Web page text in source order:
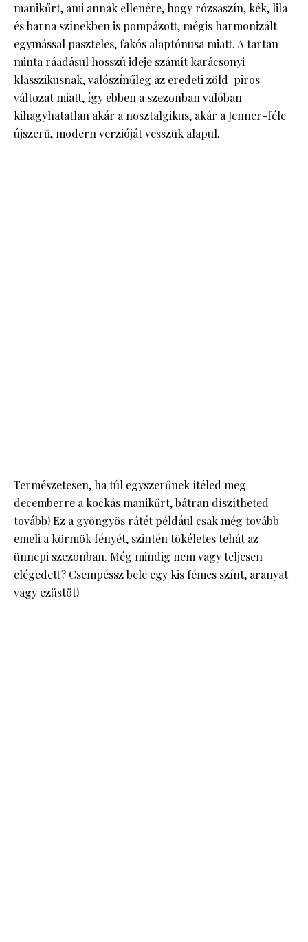
manikűrt, ami annak ellenére, hogy rózsaszín, kék, lila
és barna színekben is pompázott, mégis harmonizált
egymással paszteles, fakós alaptónusa miatt. A tartan
minta ráadásul hosszú ideje számít karácsonyi
klasszikusnak, valószínűleg az eredeti zöld-piros
változat miatt, így ebben a szezonban valóban
kihagyhatatlan akár a nosztalgikus, akár a Jenner-féle
újszerű, modern verzióját vesszük alapul.
Természetesen, ha túl egyszerűnek ítéled meg
decemberre a kockás manikűrt, bátran díszítheted
tovább! Ez a gyöngyös rátét például csak még tovább
emeli a körmök fényét, szintén tökéletes tehát az
ünnepi szezonban. Még mindig nem vagy teljesen
elégedett? Csempéssz bele egy kis fémes színt, aranyat
vagy ezüstöt!